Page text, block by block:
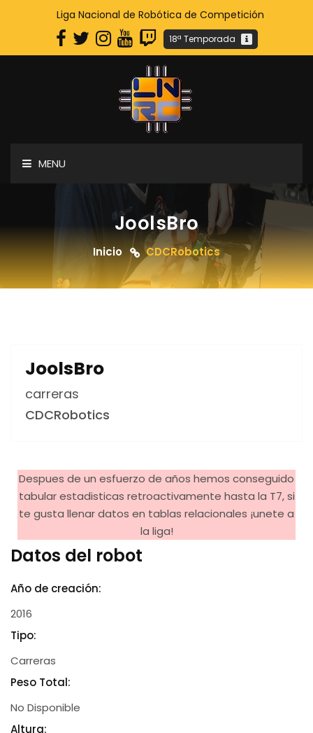
Liga Nacional de Robótica de Competición
18ª Temporada
MENU
JoolsBro
Inicio CDCRobotics
JoolsBro
carreras
CDCRobotics
Despues de un esfuerzo de años hemos conseguido
tabular estadisticas retroactivamente hasta la T7, si
te gusta llenar datos en tablas relacionales ¡unete a
la liga!
Datos del robot
Año de creación:
2016
Tipo:
Carreras
Peso Total:
No Disponible
Altura: